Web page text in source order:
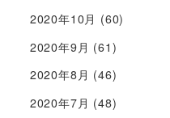
2020年10月 (60)
2020年9月 (61)
2020年8月 (46)
2020年7月 (48)